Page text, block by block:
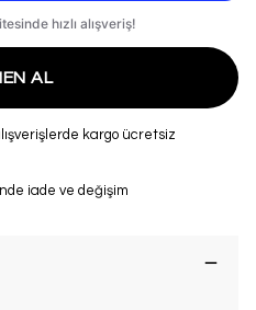
AL
kargo ücretsiz
iade ve değişim